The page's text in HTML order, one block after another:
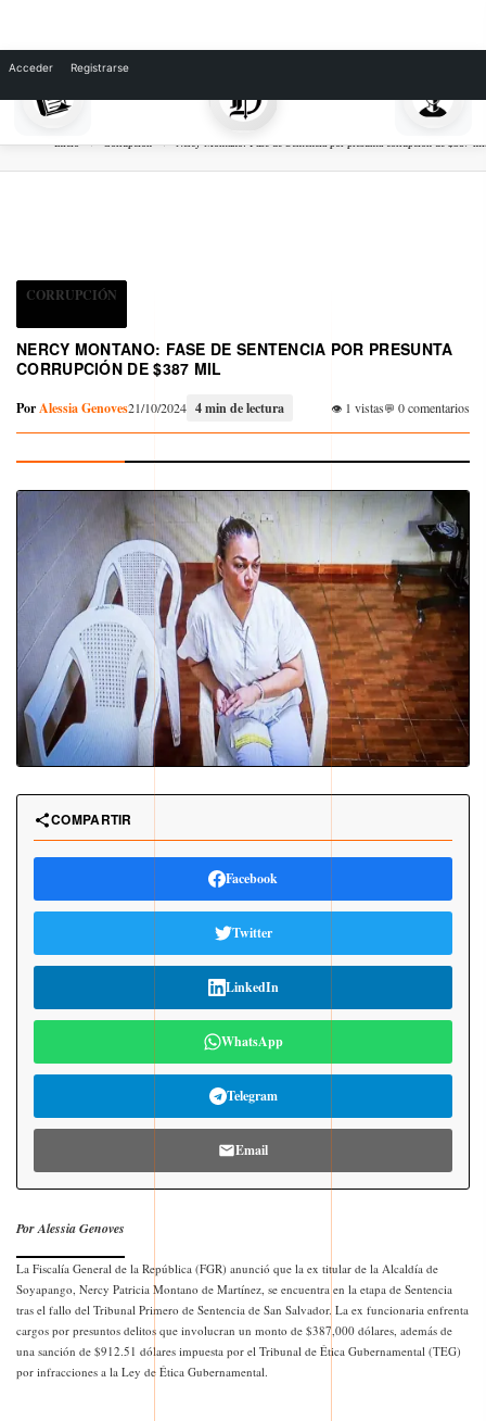
Inicio Corrupción Nercy Montano: Fase de Sentencia por presunta corrupción de $387
CORRUPCIÓN
NERCY MONTANO: FASE DE SENTENCIA POR PRESUNTA
CORRUPCIÓN DE $387 MIL
PorAlessia Genoves21/10/2024 4 min de lectura 1 vistas 0 comentarios
COMPARTIR
Facebook
Twitter
LinkedIn
WhatsApp
Telegram
Email
Por Alessia Genoves
La Fiscalía General de la República (FGR) anunció que la ex titular de la Alcaldía de
Soyapango, Nercy Patricia Montano de Martínez, se encuentra en la etapa de Sentencia
tras el fallo del Tribunal Primero de Sentencia de San Salvador. La ex funcionaria enfrenta
cargos por presuntos delitos que involucran un monto de $387,000 dólares, además de
una sanción de $912.51 dólares impuesta por el Tribunal de Ética Gubernamental (TEG)
por infracciones a la Ley de Ética Gubernamental.
Acceder Registrarse